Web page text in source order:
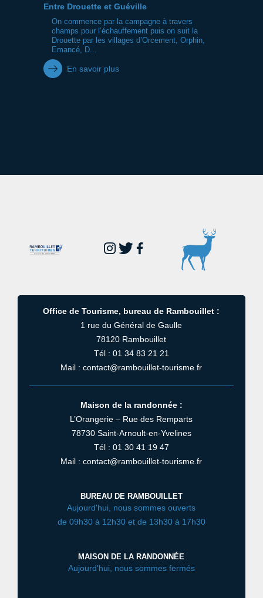
Entre Drouette et Guéville
On commence par la campagne à travers
champs pour l’échauffement puis on suit la
Drouette par les villages d’Orcement, Orphin,
Emancé, D...
En savoir plus
Office de Tourisme, bureau de Rambouillet :
1 rue du Général de Gaulle
78120 Rambouillet
Tél : 01 34 83 21 21
Mail : contact@rambouillet-tourisme.fr
Maison de la randonnée :
L’Orangerie – Rue des Remparts
78730 Saint-Arnoult-en-Yvelines
Tél : 01 30 41 19 47
Mail : contact@rambouillet-tourisme.fr
BUREAU DE RAMBOUILLET
Aujourd'hui, nous sommes ouverts
de 09h30 à 12h30 et de 13h30 à 17h30
MAISON DE LA RANDONNÉE
Aujourd'hui, nous sommes fermés